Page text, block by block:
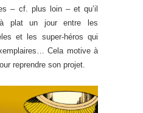
– cf. plus loin – et qu’il
plat un jour entre les
et les super-héros qui
Cela motive à
reprendre son projet.